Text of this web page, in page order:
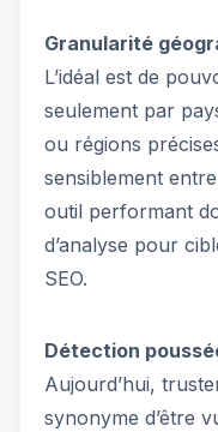
Granularité
L’idéal est de
seulement par
ou régions
sensiblement
outil performant
d’analyse pour
SEO.
Détection
Aujourd’hui,
synonyme d’être